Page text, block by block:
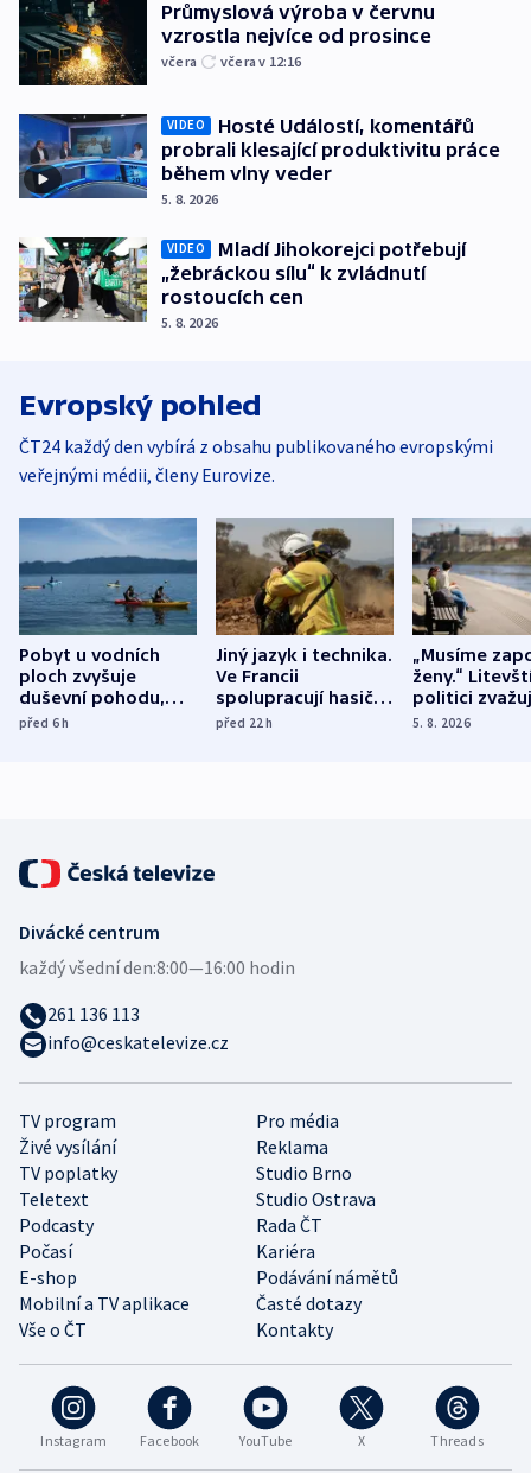
Průmyslová výroba v červnu
vzrostla nejvíce od prosince
včera včera v 12:16
VIDEO
Hosté Událostí, komentářů
probrali klesající produktivitu práce
během vlny veder
5. 8. 2026
VIDEO
Mladí Jihokorejci potřebují
„žebráckou sílu“ k zvládnutí
rostoucích cen
5. 8. 2026
Evropský pohled
ČT24 každý den vybírá z obsahu publikovaného evropskými
veřejnými médii, členy Eurovize.
Pobyt u vodních
ploch zvyšuje
duševní pohodu,
ukázala
před 6h
Jiný jazyk i technika.
Ve Francii
spolupracují hasiči z
různých zemí
před 22h
„Musíme
ženy.“
politici
dohodu o
5. 8. 2026
Instagram Facebook YouTube X Threads
TV program
Pro média
Živé vysílání
Reklama
TV poplatky
Studio Brno
Teletext
Studio Ostrava
Podcasty
Rada ČT
Počasí
Kariéra
E-shop
Podávání námětů
Mobilní a TV aplikace
Časté dotazy
Vše o ČT
Kontakty
Divácké centrum
každý všední den:8:00—16:00 hodin
261 136 113
info@ceskatelevize.cz